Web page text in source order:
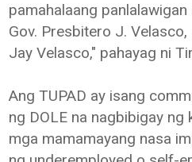
pamahalaang
Gov. Presbitero J.
Jay Velasco," pahayag ni
Ang TUPAD ay isang
ng DOLE na nagbibigay ng
mga mamamayang nasa